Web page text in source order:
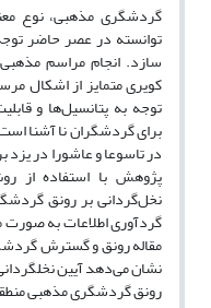
گردشگری مذهبی، نوع
توانسته در عصر حاضر
سازد. انجام مراسم
کویری متمایز از اشکال
توجه به پتانسیل‌ها و
برای گردشگران نا آشنا
در تاسوعا و عاشورا در
پژوهش با استفاده از
نخل‌گردانی بر رونق
گردآوری اطلاعات به
مقاله رونق و گسترش
نشان می‌دهد آیین
رونق گردشگری مذهبی